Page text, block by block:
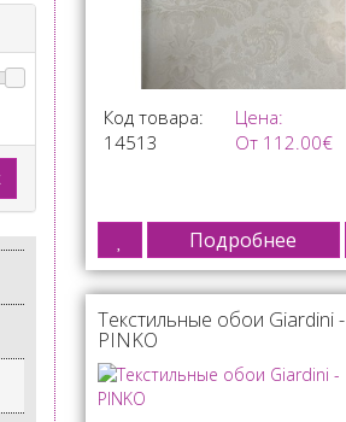
Код товара:
14513
Цена:
От 112.00€
Подробнее
Текстильные обои Giardini -
PINKO